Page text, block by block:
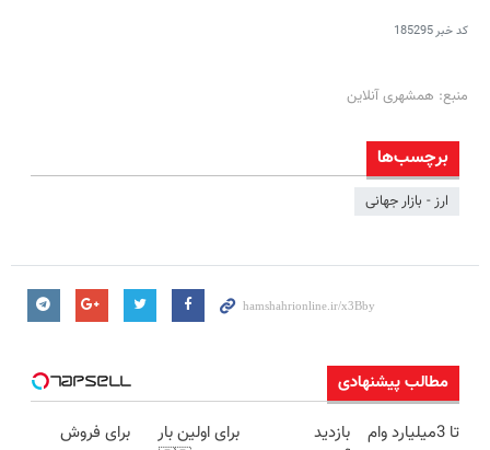
کد خبر185295
منبع: همشهری آنلاین
برچسب‌ها
ارز - بازار جهانی
مطالب پیشنهادی
تا 3میلیارد وام
بازدید
برای اولین بار
برای فروش